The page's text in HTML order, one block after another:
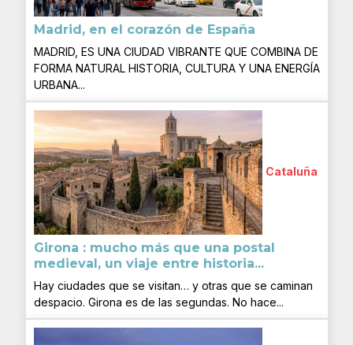
Madrid, en el corazón de España
MADRID, ES UNA CIUDAD VIBRANTE QUE COMBINA DE
FORMA NATURAL HISTORIA, CULTURA Y UNA ENERGÍA
URBANA...
Cataluña
Girona : mucho más que una postal
medieval, un viaje entre historia...
Hay ciudades que se visitan… y otras que se caminan
despacio. Girona es de las segundas. No hace...